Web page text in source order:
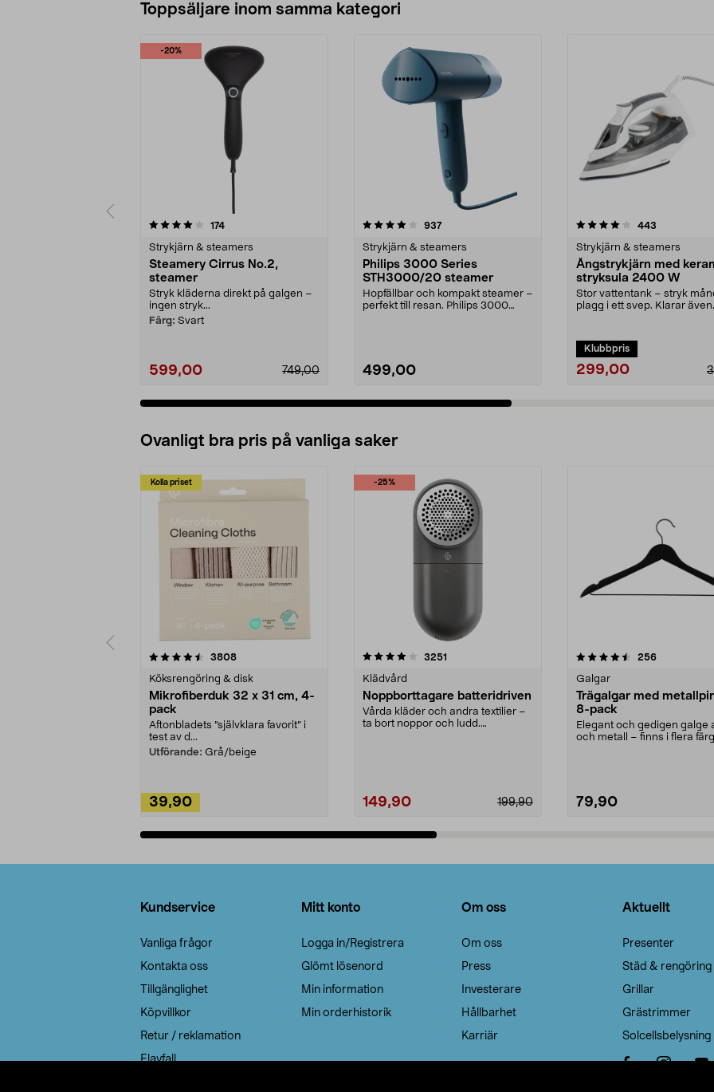
Toppsäljare inom samma kategori
-20%
174recensioner
Strykjärn & steamers
Steamery Cirrus No.2,
steamer
Stryk kläderna direkt på galgen –
ingen stryk...
Färg: Svart
599,00 749,00
4.0 av 5 stjärnor 937recensioner
Strykjärn & steamers
Philips 3000 Series
STH3000/20 steamer
Hopfällbar och kompakt steamer –
perfekt till resan. Philips 3000
499,00
4.0 av 5 stjärnor 443
Strykjärn & steamers
Ångstrykjärn med
stryksula 2400 W
Stor vattentank – stryk
plagg i ett svep. Klarar även
Klubbpris
299,00
4.0 av 5 stjärnor
Ovanligt bra pris på vanliga saker
Kolla priset
3808recensioner
Köksrengöring & disk
Mikrofiberduk 32 x 31 cm, 4-
pack
Aftonbladets "självklara favorit” i
test av d...
Utförande: Grå/beige
39,90
-25%
4.0av 5 stjärnor 3251
Klädvård
Noppborttagare batteridriven
Vårda kläder och andra textilier –
ta bort noppor och ludd.
199,90
149,90
4.5av 5 stjärnor 256recensioner
Galgar
Trägalgar med
8-pack
Elegant och gedigen galge
och metall – finns i flera
79,90
4.0av 5 stjärnor
Kundservice
Vanliga frågor
Kontakta oss
Tillgänglighet
Köpvillkor
Retur / reklamation
Elavfall
Mitt konto
Logga in/Registrera
Glömt lösenord
Min information
Min orderhistorik
Om oss
Om oss
Press
Investerare
Hållbarhet
Karriär
Aktuellt
Presenter
Städ & rengöring
Grillar
Grästrimmer
Solcellsbelysning